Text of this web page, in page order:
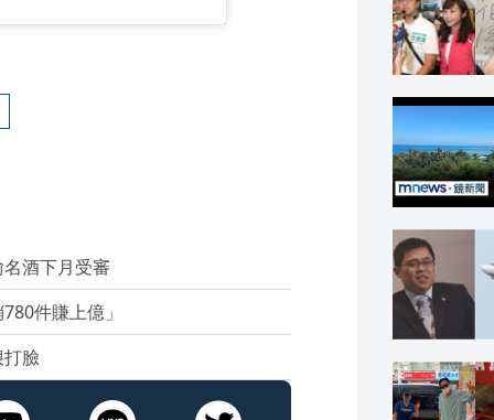
酒下月受審
件賺上億」
臉